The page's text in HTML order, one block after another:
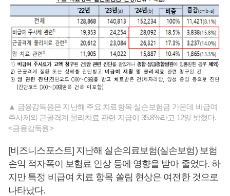
▲ 금융감독원은 지난해 주요 치료항목 실손보험금 가운데 비급여
주사제와 근골격계 물리치료 관련 지급이 35.8%라고 12일 밝혔다.
<금융감독원>
[비즈니스포스트] 지난해 실손의료보험(실손보험) 보험
손익 적자폭이 보험료 인상 등에 영향을 받아 줄었다. 하
지만 특정 비급여 치료 항목 쏠림 현상은 여전한 것으로
나타났다.